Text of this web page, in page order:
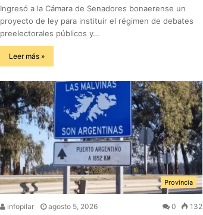
Ingresó a la Cámara de Senadores bonaerense un
proyecto de ley para instituir el régimen de debates
preelectorales públicos y…
Leer más »
Provincia
infopilar agosto 5, 2026 0 132